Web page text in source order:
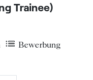
Trainee)
Bewerbung